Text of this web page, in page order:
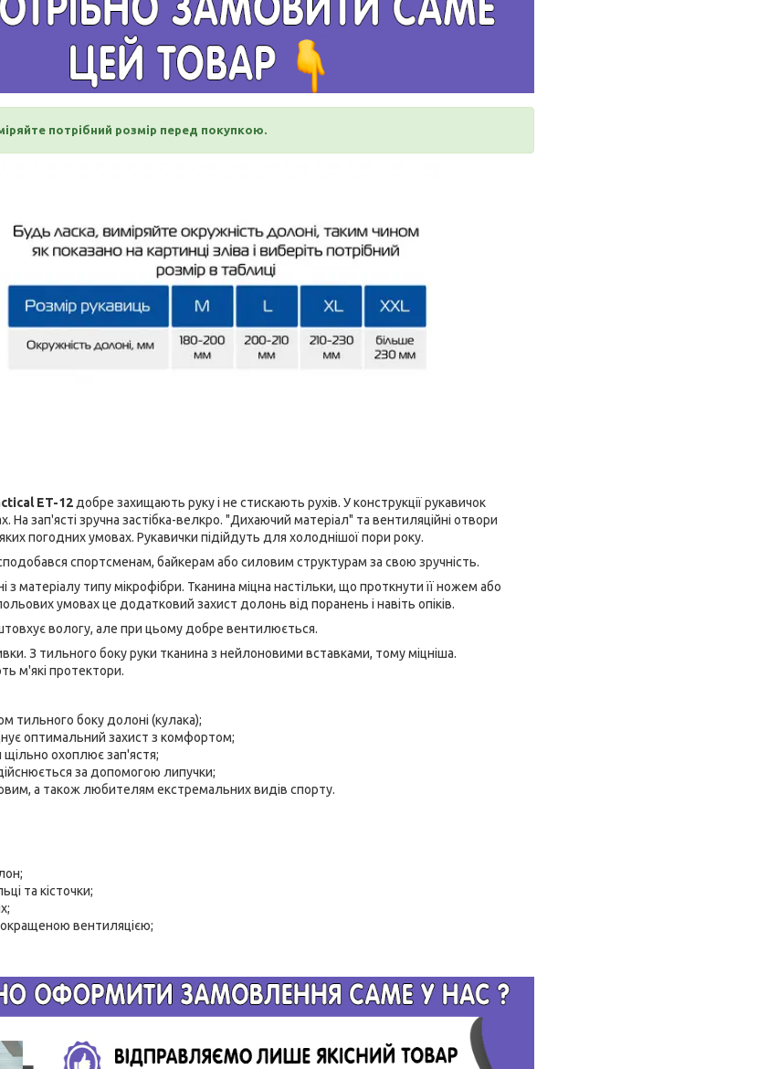
потрібний розмір перед покупкою.
ET-12 добре захищають руку і не стискають рухів. У конструкції рукавичок
На зап'ясті зручна застібка-велкро. "Дихаючий матеріал" та вентиляційні отвори
погодних умовах. Рукавички підійдуть для холоднішої пори року.
спортсменам, байкерам або силовим структурам за свою зручність.
з матеріалу типу мікрофібри. Тканина міцна настільки, що проткнути її ножем або
умовах це додатковий захист долонь від поранень і навіть опіків.
вологу, але при цьому добре вентилюється.
З тильного боку руки тканина з нейлоновими вставками, тому міцніша.
м'які протектори.
тильного боку долоні (кулака);
оптимальний захист з комфортом;
охоплює зап'ястя;
за допомогою липучки;
а також любителям екстремальних видів спорту.
та кісточки;
вентиляцією;